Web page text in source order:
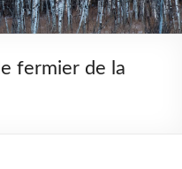
fermier de la